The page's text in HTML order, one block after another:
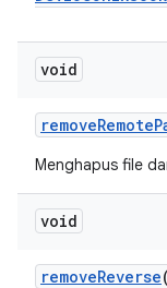
void
removeRemote
Menghapus file
void
removeReverse